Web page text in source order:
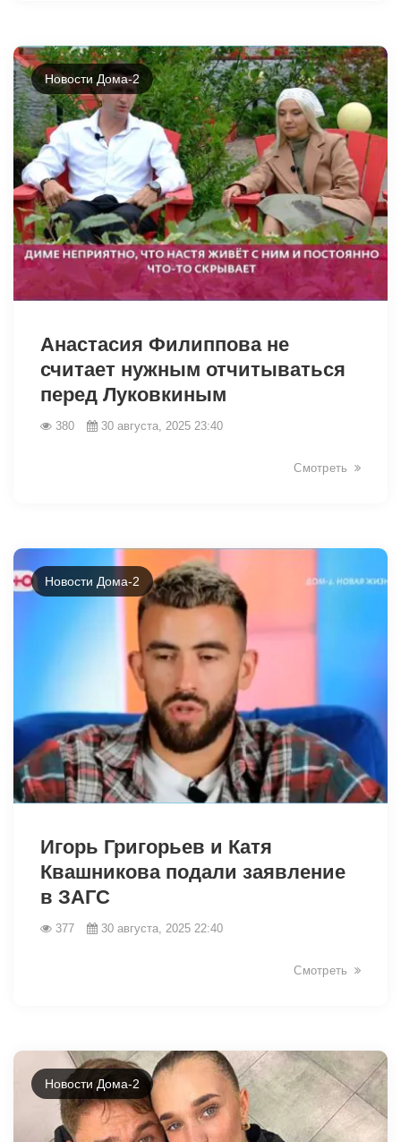
Новости Дома-2
Анастасия Филиппова не
считает нужным отчитываться
перед Луковкиным
380 30 августа, 2025 23:40
Смотреть
Новости Дома-2
Игорь Григорьев и Катя
Квашникова подали заявление
в ЗАГС
377 30 августа, 2025 22:40
Смотреть
Новости Дома-2